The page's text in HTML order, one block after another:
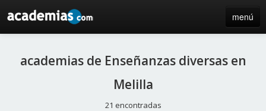
menú
blog
academias de Enseñanzas diversas en
Melilla
21 encontradas